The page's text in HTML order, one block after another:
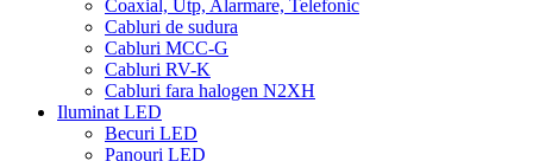
Coaxial, Utp, Alarmare, Telefonic
Cabluri de sudura
Cabluri MCC-G
Cabluri RV-K
Cabluri fara halogen N2XH
Iluminat LED
Becuri LED
Panouri LED